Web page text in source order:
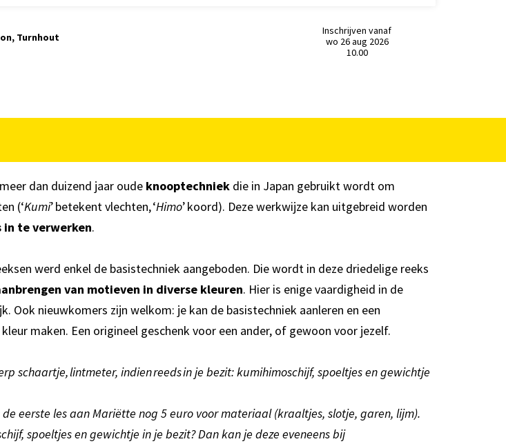
Turnhout
Inschrijven vanaf
wo 26 aug 2026
10.00
dan duizend jaar oude knooptechniek die in Japan gebruikt wordt om
(‘Kumi’ betekent vlechten, ‘Himo’ koord). Deze werkwijze kan uitgebreid worden
in te verwerken.
werd enkel de basistechniek aangeboden. Die wordt in deze driedelige reeks
van motieven in diverse kleuren. Hier is enige vaardigheid in de
Ook nieuwkomers zijn welkom: je kan de basistechniek aanleren en een
maken. Een origineel geschenk voor een ander, of gewoon voor jezelf.
schaartje, lintmeter, indien reeds in je bezit: kumihimoschijf, spoeltjes en gewichtje
eerste les aan Mariëtte nog 5 euro voor materiaal (kraaltjes, slotje, garen, lijm).
spoeltjes en gewichtje in je bezit? Dan kan je deze eveneens bij